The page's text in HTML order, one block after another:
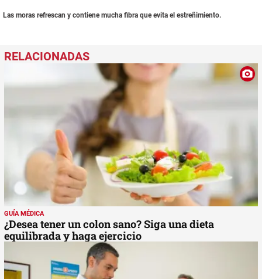
Las moras refrescan y contiene mucha fibra que evita el estreñimiento.
GUÍA MÉDICA
¿Desea tener un colon sano? Siga una dieta
equilibrada y haga ejercicio